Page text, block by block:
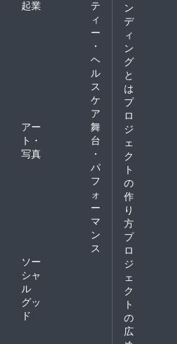
起業
テ
ィ
ー
・
ヘ
ル
ス
ケ
ア
アー
ト・
写真
舞
台
・
パ
フ
ォ
ー
マ
ン
ス
ソー
シャ
ル
グッ
ド
ン
デ
ィ
ン
グ
と
は
プ
ロ
ジ
ェ
ク
ト
の
作
り
方
プ
ロ
ジ
ェ
ク
ト
の
広